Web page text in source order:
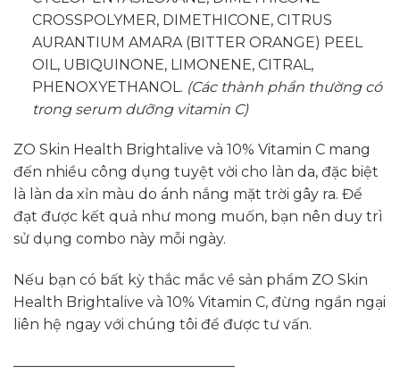
CROSSPOLYMER, DIMETHICONE, CITRUS
AURANTIUM AMARA (BITTER ORANGE) PEEL
OIL, UBIQUINONE, LIMONENE, CITRAL,
PHENOXYETHANOL. (Các thành phần thường có
trong serum dưỡng vitamin C)
ZO Skin Health Brightalive và 10% Vitamin C mang
đến nhiều công dụng tuyệt vời cho làn da, đặc biệt
là làn da xỉn màu do ánh nắng mặt trời gây ra. Để
đạt được kết quả như mong muốn, bạn nên duy trì
sử dụng combo này mỗi ngày.
Nếu bạn có bất kỳ thắc mắc về sản phẩm ZO Skin
Health Brightalive và 10% Vitamin C, đừng ngần ngại
liên hệ ngay với chúng tôi để được tư vấn.
———————————————–